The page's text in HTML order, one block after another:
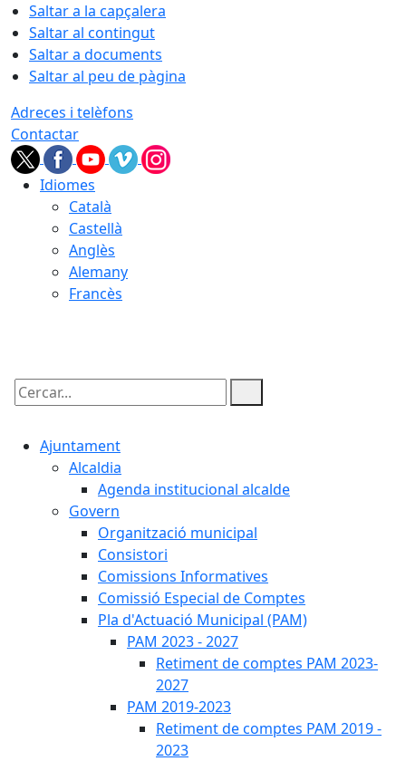
Saltar a la capçalera
Saltar al contingut
Saltar a documents
Saltar al peu de pàgina
Adreces i telèfons
Contactar
Idiomes
Català
Castellà
Anglès
Alemany
Francès
Cercar:
Ajuntament
Alcaldia
Agenda institucional alcalde
Govern
Organització municipal
Consistori
Comissions Informatives
Comissió Especial de Comptes
Pla d'Actuació Municipal (PAM)
PAM 2023 - 2027
Retiment de comptes PAM 2023-
2027
PAM 2019-2023
Retiment de comptes PAM 2019 -
2023